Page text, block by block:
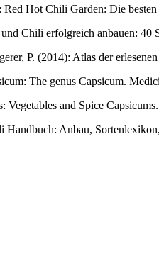
Hot Chili Garden: Die
Chili erfolgreich anbauen:
P. (2014): Atlas der
The genus Capsicum.
Vegetables and Spice
Anbau,